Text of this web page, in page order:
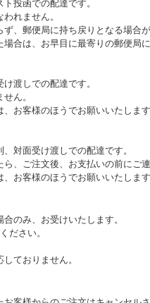
投函での配達です。
れません。
ず、郵便局に持ち戻りとなる場合
場合は、お早目に最寄りの郵便局
渡しでの配達です。
ん。
お客様のほうでお願いいたします
対面受け渡しでの配達です。
、ご注文後、お支払いの前にご
お客様のほうでお願いいたします
のみ、お受けいたします。
ださい。
ておりません。